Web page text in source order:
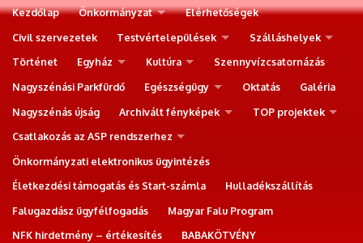
Kezdőlap Önkormányzat
Elérhetőségek
Civil szervezetek
Testvértelepülések
Szálláshelyek
Történet
Egyház Kultúra
Szennyvízcsatornázás
Nagyszénási Parkfürdő
Egészségügy Oktatás
Galéria
Nagyszénás újság
Archivált fényképek
TOP projektek
Csatlakozás az ASP rendszerhez
Önkormányzati elektronikus ügyintézés
Életkezdési támogatás és Start-számla
Hulladékszállítás
Falugazdász ügyfélfogadás
Magyar Falu Program
NFK hirdetmény – értékesítés
BABAKÖTVÉNY